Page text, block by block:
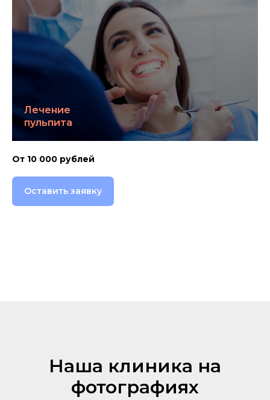
Лечение
пульпита
От 10 000 рублей
Оставить заявку
Наша клиника на
фотографиях